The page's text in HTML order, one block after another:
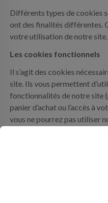
Différents types de cookies
ont des finalités différentes.
votre utilisation de notre site.
Les cookies fonctionnels
Il s’agit des cookies
site. Ils vous permettent
fonctionnalités de notre site
panier d’achat ou l’accès à
vous ne pourrez pas utiliser